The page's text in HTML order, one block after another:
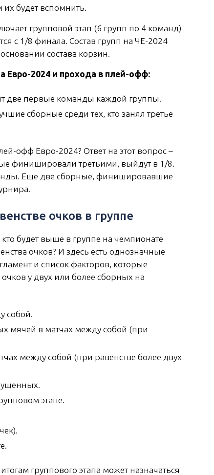
будет вспомнить.
групповой этап (6 групп по 4 команд)
с 1/8 финала. Состав групп на ЧЕ-2024
состава корзин.
Евро-2024 и прохода в плей-офф:
две первые команды каждой группы.
сборные среди тех, кто занял третье
офф Евро-2024? Ответ на этот вопрос –
финишировали третьими, выйдут в 1/8.
Еще две сборные, финишировавшие
очков в группе
будет выше в группе на чемпионате
очков? И здесь есть однозначные
и список факторов, которые
у двух или более сборных на
собой.
мячей в матчах между собой (при
между собой (при равенстве более двух
этапе.
группового этапа может назначаться